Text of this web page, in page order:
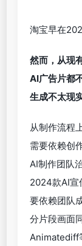
淘宝早在
然而，从现
AI广告片都
生成不太现
从制作流程